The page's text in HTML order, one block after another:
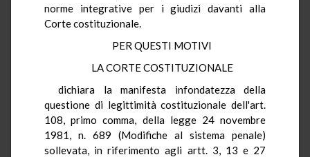
norme integrative per i giudizi davanti alla
Corte costituzionale.
PER QUESTI MOTIVI
LA CORTE COSTITUZIONALE
dichiara la manifesta infondatezza della
questione di legittimità costituzionale dell'art.
108, primo comma, della legge 24 novembre
1981, n. 689 (Modifiche al sistema penale)
sollevata, in riferimento agli artt. 3, 13 e 27